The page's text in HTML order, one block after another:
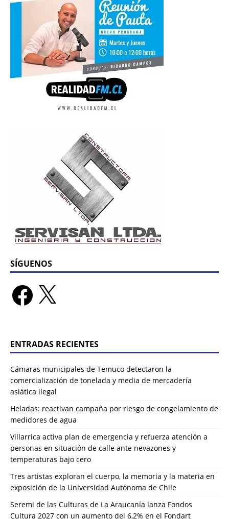
SÍGUENOS
ENTRADAS RECIENTES
Cámaras municipales de Temuco detectaron la
comercialización de tonelada y media de mercadería
asiática ilegal
Heladas: reactivan campaña por riesgo de congelamiento de
medidores de agua
Villarrica activa plan de emergencia y refuerza atención a
personas en situación de calle ante nevazones y
temperaturas bajo cero
Tres artistas exploran el cuerpo, la memoria y la materia en
exposición de la Universidad Autónoma de Chile
Seremi de las Culturas de La Araucanía lanza Fondos
Cultura 2027 con un aumento del 6,2% en el Fondart